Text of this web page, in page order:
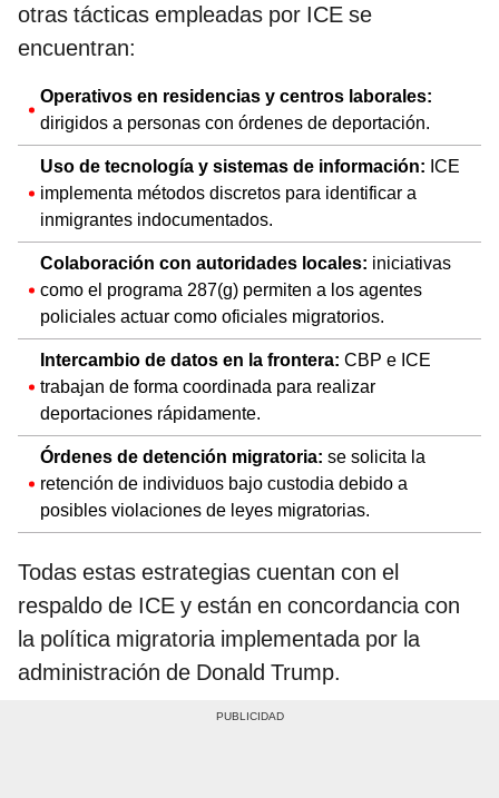
otras tácticas empleadas por ICE se
encuentran:
Operativos en residencias y centros laborales:
dirigidos a personas con órdenes de deportación.
Uso de tecnología y sistemas de información: ICE
implementa métodos discretos para identificar a
inmigrantes indocumentados.
Colaboración con autoridades locales: iniciativas
como el programa 287(g) permiten a los agentes
policiales actuar como oficiales migratorios.
Intercambio de datos en la frontera: CBP e ICE
trabajan de forma coordinada para realizar
deportaciones rápidamente.
Órdenes de detención migratoria: se solicita la
retención de individuos bajo custodia debido a
posibles violaciones de leyes migratorias.
Todas estas estrategias cuentan con el
respaldo de ICE y están en concordancia con
la política migratoria implementada por la
administración de Donald Trump.